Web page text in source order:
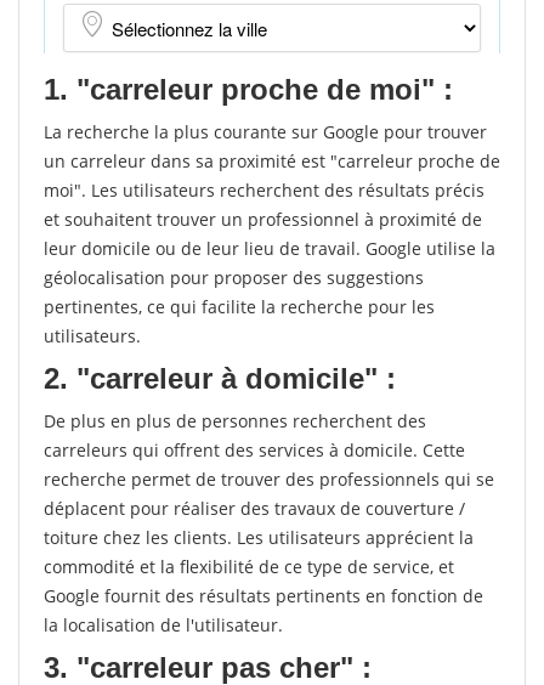
1. "carreleur proche de moi" :
La recherche la plus courante sur Google pour trouver
un carreleur dans sa proximité est "carreleur proche de
moi". Les utilisateurs recherchent des résultats précis
et souhaitent trouver un professionnel à proximité de
leur domicile ou de leur lieu de travail. Google utilise la
géolocalisation pour proposer des suggestions
pertinentes, ce qui facilite la recherche pour les
utilisateurs.
2. "carreleur à domicile" :
De plus en plus de personnes recherchent des
carreleurs qui offrent des services à domicile. Cette
recherche permet de trouver des professionnels qui se
déplacent pour réaliser des travaux de couverture /
toiture chez les clients. Les utilisateurs apprécient la
commodité et la flexibilité de ce type de service, et
Google fournit des résultats pertinents en fonction de
la localisation de l'utilisateur.
3. "carreleur pas cher" :